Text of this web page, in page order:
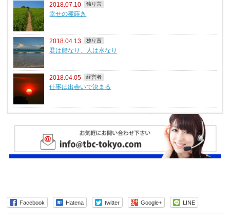
2018.07.10 独り言
幸せの種蒔き
2018.04.13 独り言
君は船なり、人は水なり
2018.04.05 経営者
仕事は出会いで決まる
Facebook Hatena twitter Google+ LINE